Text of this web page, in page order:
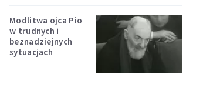
Modlitwa ojca Pio
w trudnych i
beznadziejnych
sytuacjach